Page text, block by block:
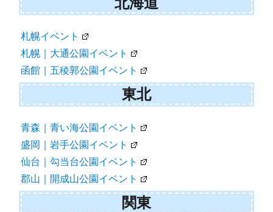
シ
ョ
ン
札幌イベント
札幌｜大通公園イベント
函館｜五稜郭公園イベント
東北
青森｜青い海公園イベント
盛岡｜岩手公園イベント
仙台｜勾当台公園イベント
郡山｜開成山公園イベント
関東